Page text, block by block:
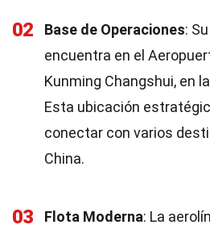
02 Base de Operaciones:
encuentra en el
Kunming Changshui, en
Esta ubicación
conectar con varios
China.
03 Flota Moderna: La